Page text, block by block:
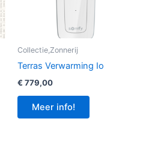
Collectie,Zonnerij
Terras Verwarming Io
€ 779,00
Meer info!